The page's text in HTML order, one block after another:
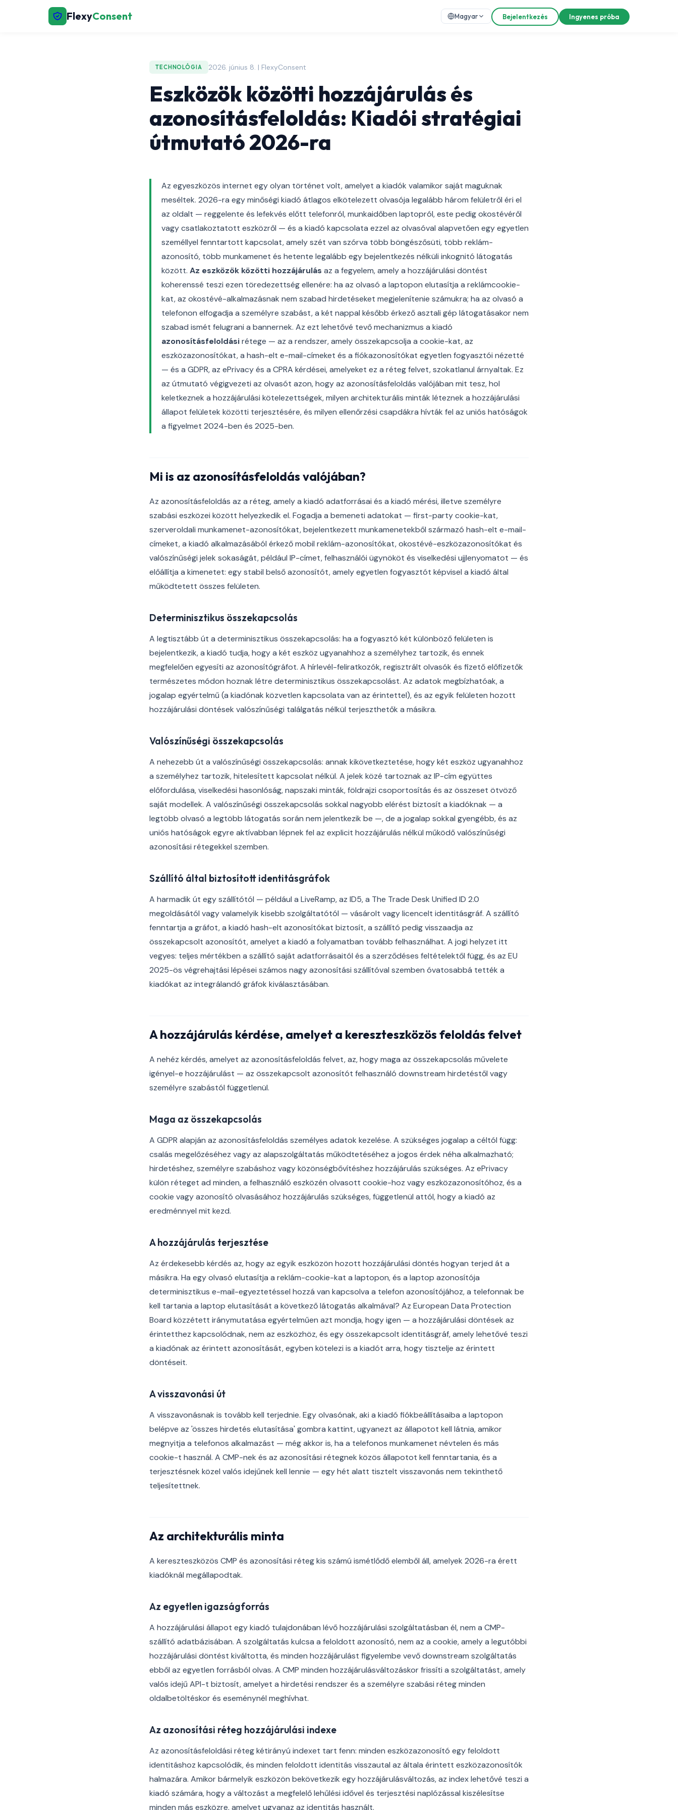
FlexyConsent Magyar Bejelentkezés Ingyenes próba
TECHNOLÓGIA 2026. június 8. | FlexyConsent
Eszközök közötti hozzájárulás és
azonosításfeloldás: Kiadói stratégiai
útmutató 2026-ra
Az egyeszközös internet egy olyan történet volt, amelyet a kiadók valamikor saját maguknak
meséltek. 2026-ra egy minőségi kiadó átlagos elkötelezett olvasója legalább három felületről éri el
az oldalt — reggelente és lefekvés előtt telefonról, munkaidőben laptopról, este pedig okostévéről
vagy csatlakoztatott eszközről — és a kiadó kapcsolata ezzel az olvasóval alapvetően egy egyetlen
személlyel fenntartott kapcsolat, amely szét van szórva több böngészősüti, több reklám-
azonosító, több munkamenet és hetente legalább egy bejelentkezés nélküli inkognitó látogatás
között. Az eszközök közötti hozzájárulás az a fegyelem, amely a hozzájárulási döntést
koherenssé teszi ezen töredezettség ellenére: ha az olvasó a laptopon elutasítja a reklámcookie-
kat, az okostévé-alkalmazásnak nem szabad hirdetéseket megjelenítenie számukra; ha az olvasó a
telefonon elfogadja a személyre szabást, a két nappal később érkező asztali gép látogatásakor nem
szabad ismét felugrani a bannernek. Az ezt lehetővé tevő mechanizmus a kiadó
azonosításfeloldásirétege — az a rendszer, amely összekapcsolja a cookie-kat, az
eszközazonosítókat, a hash-elt e-mail-címeket és a fiókazonosítókat egyetlen fogyasztói nézetté
— és a GDPR, az ePrivacy és a CPRA kérdései, amelyeket ez a réteg felvet, szokatlanul árnyaltak. Ez
az útmutató végigvezeti az olvasót azon, hogy az azonosításfeloldás valójában mit tesz, hol
keletkeznek a hozzájárulási kötelezettségek, milyen architekturális minták léteznek a hozzájárulási
állapot felületek közötti terjesztésére, és milyen ellenőrzési csapdákra hívták fel az uniós hatóságok
a figyelmet 2024-ben és 2025-ben.
Mi is az azonosításfeloldás valójában?
Az azonosításfeloldás az a réteg, amely a kiadó adatforrásai és a kiadó mérési, illetve személyre
szabási eszközei között helyezkedik el. Fogadja a bemeneti adatokat — first-party cookie-kat,
szerveroldali munkamenet-azonosítókat, bejelentkezett munkamenetekből származó hash-elt e-mail-
címeket, a kiadó alkalmazásából érkező mobil reklám-azonosítókat, okostévé-eszközazonosítókat és
valószínűségi jelek sokaságát, például IP-címet, felhasználói ügynököt és viselkedési ujjlenyomatot — és
előállítja a kimenetet: egy stabil belső azonosítót, amely egyetlen fogyasztót képvisel a kiadó által
működtetett összes felületen.
Determinisztikus összekapcsolás
A legtisztább út a determinisztikus összekapcsolás: ha a fogyasztó két különböző felületen is
bejelentkezik, a kiadó tudja, hogy a két eszköz ugyanahhoz a személyhez tartozik, és ennek
megfelelően egyesíti az azonosítógráfot. A hírlevél-feliratkozók, regisztrált olvasók és fizető előfizetők
természetes módon hoznak létre determinisztikus összekapcsolást. Az adatok megbízhatóak, a
jogalap egyértelmű (a kiadónak közvetlen kapcsolata van az érintettel), és az egyik felületen hozott
hozzájárulási döntések valószínűségi találgatás nélkül terjeszthetők a másikra.
Valószínűségi összekapcsolás
A nehezebb út a valószínűségi összekapcsolás: annak kikövetkeztetése, hogy két eszköz ugyanahhoz
a személyhez tartozik, hitelesített kapcsolat nélkül. A jelek közé tartoznak az IP-cím együttes
előfordulása, viselkedési hasonlóság, napszaki minták, földrajzi csoportosítás és az összeset ötvöző
saját modellek. A valószínűségi összekapcsolás sokkal nagyobb elérést biztosít a kiadóknak — a
legtöbb olvasó a legtöbb látogatás során nem jelentkezik be —, de a jogalap sokkal gyengébb, és az
uniós hatóságok egyre aktívabban lépnek fel az explicit hozzájárulás nélkül működő valószínűségi
azonosítási rétegekkel szemben.
Szállító által biztosított identitásgráfok
A harmadik út egy szállítótól — például a LiveRamp, az ID5, a The Trade Desk Unified ID 2.0
megoldásától vagy valamelyik kisebb szolgáltatótól — vásárolt vagy licencelt identitásgráf. A szállító
fenntartja a gráfot, a kiadó hash-elt azonosítókat biztosít, a szállító pedig visszaadja az
összekapcsolt azonosítót, amelyet a kiadó a folyamatban tovább felhasználhat. A jogi helyzet itt
vegyes: teljes mértékben a szállító saját adatforrásaitól és a szerződéses feltételektől függ, és az EU
2025-ös végrehajtási lépései számos nagy azonosítási szállítóval szemben óvatosabbá tették a
kiadókat az integrálandó gráfok kiválasztásában.
A hozzájárulás kérdése, amelyet a kereszteszközös feloldás felvet
A nehéz kérdés, amelyet az azonosításfeloldás felvet, az, hogy maga az összekapcsolás művelete
igényel-e hozzájárulást — az összekapcsolt azonosítót felhasználó downstream hirdetéstől vagy
személyre szabástól függetlenül.
Maga az összekapcsolás
A GDPR alapján az azonosításfeloldás személyes adatok kezelése. A szükséges jogalap a céltól függ:
csalás megelőzéséhez vagy az alapszolgáltatás működtetéséhez a jogos érdek néha alkalmazható;
hirdetéshez, személyre szabáshoz vagy közönségbővítéshez hozzájárulás szükséges. Az ePrivacy
külön réteget ad minden, a felhasználó eszközén olvasott cookie-hoz vagy eszközazonosítóhoz, és a
cookie vagy azonosító olvasásához hozzájárulás szükséges, függetlenül attól, hogy a kiadó az
eredménnyel mit kezd.
A hozzájárulás terjesztése
Az érdekesebb kérdés az, hogy az egyik eszközön hozott hozzájárulási döntés hogyan terjed át a
másikra. Ha egy olvasó elutasítja a reklám-cookie-kat a laptopon, és a laptop azonosítója
determinisztikus e-mail-egyeztetéssel hozzá van kapcsolva a telefon azonosítójához, a telefonnak be
kell tartania a laptop elutasítását a következő látogatás alkalmával? Az European Data Protection
Board közzétett iránymutatása egyértelműen azt mondja, hogy igen — a hozzájárulási döntések az
érintetthez kapcsolódnak, nem az eszközhöz, és egy összekapcsolt identitásgráf, amely lehetővé teszi
a kiadónak az érintett azonosítását, egyben kötelezi is a kiadót arra, hogy tisztelje az érintett
döntéseit.
A visszavonási út
A visszavonásnak is tovább kell terjednie. Egy olvasónak, aki a kiadó fiókbeállításaiba a laptopon
belépve az 'összes hirdetés elutasítása' gombra kattint, ugyanezt az állapotot kell látnia, amikor
megnyitja a telefonos alkalmazást — még akkor is, ha a telefonos munkamenet névtelen és más
cookie-t használ. A CMP-nek és az azonosítási rétegnek közös állapotot kell fenntartania, és a
terjesztésnek közel valós idejűnek kell lennie — egy hét alatt tisztelt visszavonás nem tekinthető
teljesítettnek.
Az architekturális minta
A kereszteszközös CMP és azonosítási réteg kis számú ismétlődő elemből áll, amelyek 2026-ra érett
kiadóknál megállapodtak.
Az egyetlen igazságforrás
A hozzájárulási állapot egy kiadó tulajdonában lévő hozzájárulási szolgáltatásban él, nem a CMP-
szállító adatbázisában. A szolgáltatás kulcsa a feloldott azonosító, nem az a cookie, amely a legutóbbi
hozzájárulási döntést kiváltotta, és minden hozzájárulást figyelembe vevő downstream szolgáltatás
ebből az egyetlen forrásból olvas. A CMP minden hozzájárulásváltozáskor frissíti a szolgáltatást, amely
valós idejű API-t biztosít, amelyet a hirdetési rendszer és a személyre szabási réteg minden
oldalbetöltéskor és eseménynél meghívhat.
Az azonosítási réteg hozzájárulási indexe
Az azonosításfeloldási réteg kétirányú indexet tart fenn: minden eszközazonosító egy feloldott
identitáshoz kapcsolódik, és minden feloldott identitás visszautal az általa érintett eszközazonosítók
halmazára. Amikor bármelyik eszközön bekövetkezik egy hozzájárulásváltozás, az index lehetővé teszi a
kiadó számára, hogy a változást a megfelelő lehűlési idővel és terjesztési naplózással kiszélesítse
minden más eszközre, amelyet ugyanaz az identitás használt.